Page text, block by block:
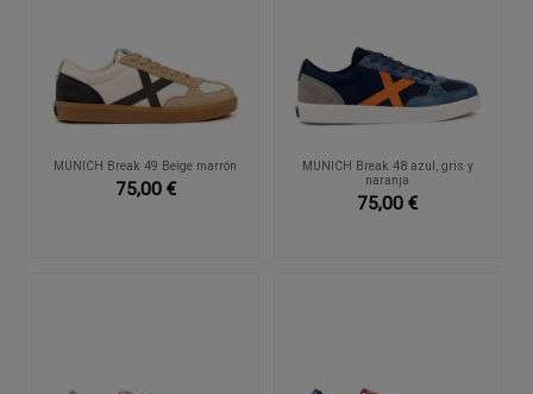
MUNICH Break 49 Beige marrón
75,00 €
MUNICH Break 48 azul, gris y
naranja
75,00 €